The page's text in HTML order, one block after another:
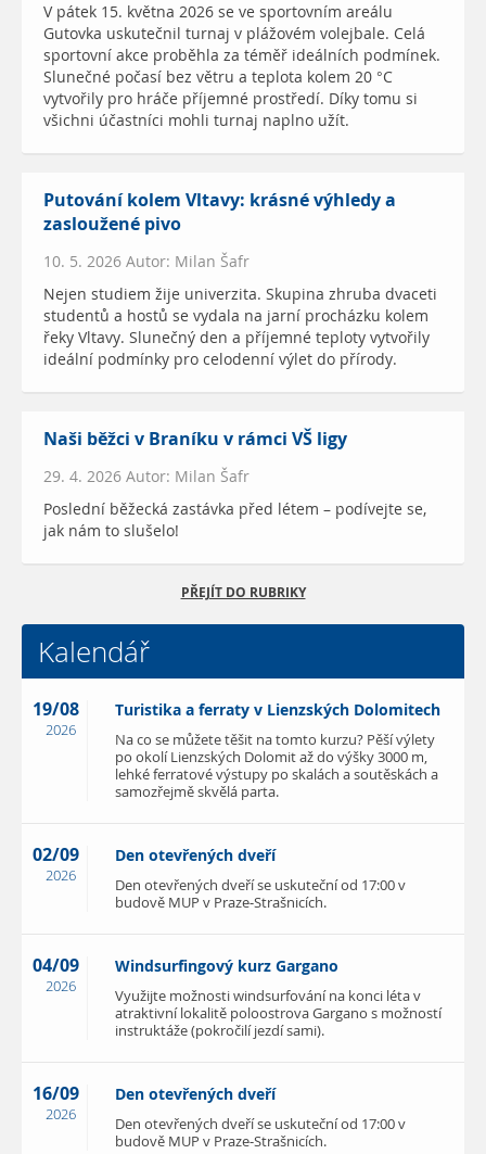
V pátek 15. května 2026 se ve sportovním areálu
Gutovka uskutečnil turnaj v plážovém volejbale. Celá
sportovní akce proběhla za téměř ideálních podmínek.
Slunečné počasí bez větru a teplota kolem 20 °C
vytvořily pro hráče příjemné prostředí. Díky tomu si
všichni účastníci mohli turnaj naplno užít.
Putování kolem Vltavy: krásné výhledy a
zasloužené pivo
10. 5. 2026 Autor: Milan Šafr
Nejen studiem žije univerzita. Skupina zhruba dvaceti
studentů a hostů se vydala na jarní procházku kolem
řeky Vltavy. Slunečný den a příjemné teploty vytvořily
ideální podmínky pro celodenní výlet do přírody.
Naši běžci v Braníku v rámci VŠ ligy
29. 4. 2026 Autor: Milan Šafr
Poslední běžecká zastávka před létem – podívejte se,
jak nám to slušelo!
PŘEJÍT DO RUBRIKY
Kalendář
19/08
2026
Turistika a ferraty v Lienzských Dolomitech
Na co se můžete těšit na tomto kurzu? Pěší výlety
po okolí Lienzských Dolomit až do výšky 3000 m,
lehké ferratové výstupy po skalách a soutěskách a
samozřejmě skvělá parta.
02/09
2026
Den otevřených dveří
Den otevřených dveří se uskuteční od 17:00 v
budově MUP v Praze-Strašnicích.
04/09
2026
Windsurfingový kurz Gargano
Využijte možnosti windsurfování na konci léta v
atraktivní lokalitě poloostrova Gargano s možností
instruktáže (pokročilí jezdí sami).
16/09
2026
Den otevřených dveří
Den otevřených dveří se uskuteční od 17:00 v
budově MUP v Praze-Strašnicích.